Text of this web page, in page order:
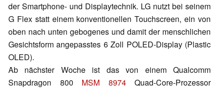
der Smartphone- und Displaytechnik. LG nutzt bei seinem
G Flex statt einem konventionellen Touchscreen, ein von
oben nach unten gebogenes und damit der menschlichen
Gesichtsform angepasstes 6 Zoll POLED-Display (Plastic
OLED).
Ab nächster Woche ist das von einem Qualcomm
Snapdragon 800 MSM 8974Quad-Core-Prozessor